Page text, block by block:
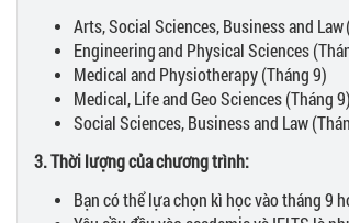
Arts, Social Sciences, Business and Law
Engineering and Physical Sciences
Medical and Physiotherapy (Tháng 9)
Medical, Life and Geo Sciences (Tháng 9)
Social Sciences, Business and Law
3. Thời lượng của chương trình:
Bạn có thể lựa chọn kì học vào tháng 9